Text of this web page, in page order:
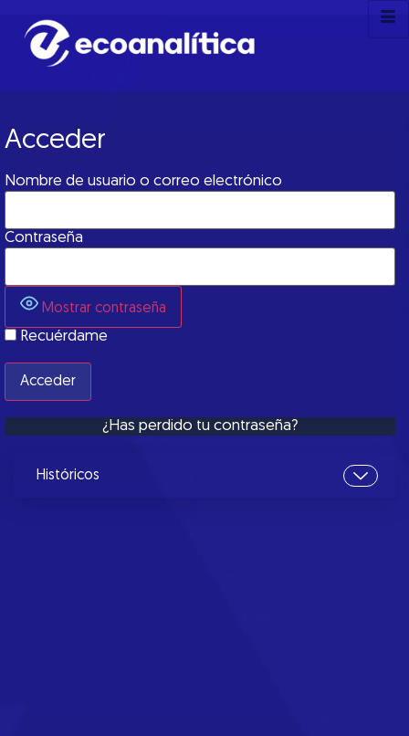
Acceder
Nombre de usuario o correo electrónico
Contraseña
Mostrar contraseña
Recuérdame
¿Has perdido tu contraseña?
Históricos